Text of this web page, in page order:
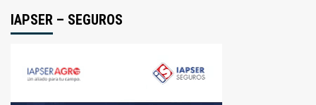
IAPSER – SEGUROS